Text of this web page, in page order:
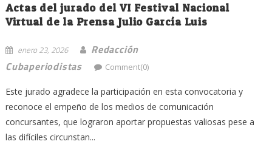
Actas del jurado del VI Festival Nacional
Virtual de la Prensa Julio García Luis
enero 23, 2026
Redacción
Cubaperiodistas
Comment(0)
Este jurado agradece la participación en esta convocatoria y
reconoce el empeño de los medios de comunicación
concursantes, que lograron aportar propuestas valiosas pese a
las difíciles circunstan...